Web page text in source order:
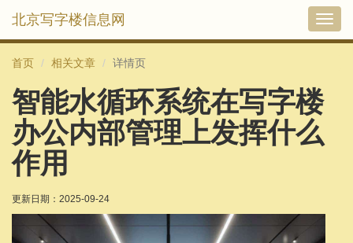
切
北京写字楼信息网
首页 相关文章 详情页
智能水循环系统在写字楼
办公内部管理上发挥什么
作用
更新日期： 2025-09-24